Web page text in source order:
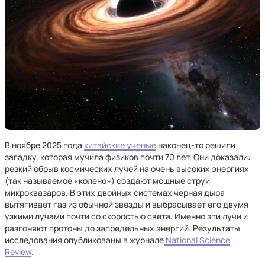
В ноябре 2025 года китайские ученые наконец-то решили
загадку, которая мучила физиков почти 70 лет. Они доказали:
резкий обрыв космических лучей на очень высоких энергиях
(так называемое «колено») создают мощные струи
микроквазаров. В этих двойных системах чёрная дыра
вытягивает газ из обычной звезды и выбрасывает его двумя
узкими лучами почти со скоростью света. Именно эти лучи и
разгоняют протоны до запредельных энергий. Результаты
исследования опубликованы в журнале National Science
Review.